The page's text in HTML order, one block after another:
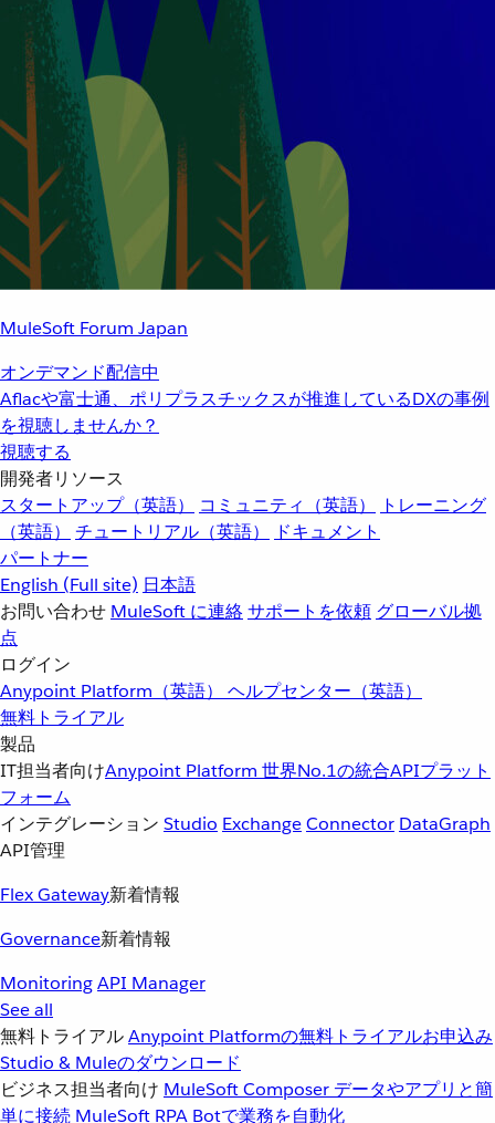
MuleSoft Forum Japan
オンデマンド配信中
Aflacや富士通、ポリプラスチックスが推進しているDXの事例
を視聴しませんか？
視聴する
開発者リソース
スタートアップ（英語）
コミュニティ（英語）
トレーニング
（英語）
チュートリアル（英語）
ドキュメント
パートナー
English (Full site) 日本語
お問い合わせ MuleSoft に連絡サポートを依頼 グローバル拠
点
ログイン
Anypoint Platform（英語） ヘルプセンター（英語）
無料トライアル
製品
IT担当者向けAnypoint Platform 世界No.1の統合APIプラット
フォーム
インテグレーション Studio ExchangeConnector DataGraph
API管理
Flex Gateway新着情報
Governance新着情報
MonitoringAPI Manager
See all
無料トライアルAnypoint Platformの無料トライアルお申込み
Studio & Muleのダウンロード
ビジネス担当者向け MuleSoft Composer データやアプリと簡
単に接続 MuleSoft RPA Botで業務を自動化